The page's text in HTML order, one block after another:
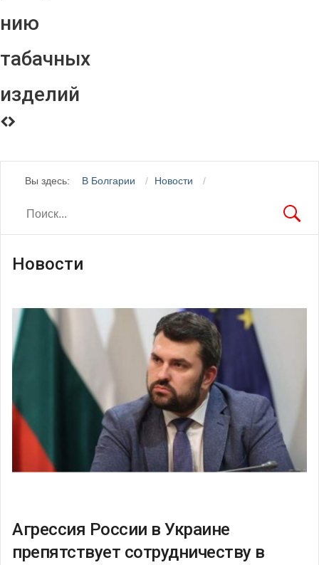
нию
табачных
изделий
Вы здесь: В Болгарии Новости
Новости
Агрессия России в Украине
препятствует сотрудничеству в